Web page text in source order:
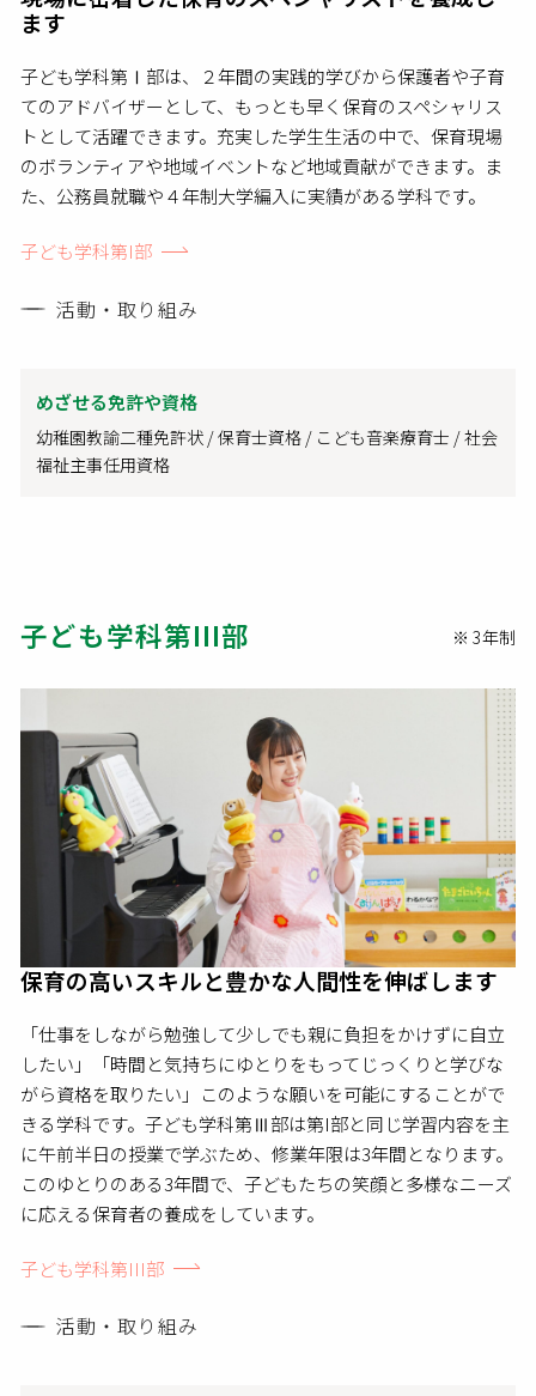
ます
子ども学科第Ⅰ部は、２年間の実践的学びから保護者や子育
てのアドバイザーとして、もっとも早く保育のスペシャリス
トとして活躍できます。充実した学生生活の中で、保育現場
のボランティアや地域イベントなど地域貢献ができます。ま
た、公務員就職や４年制大学編入に実績がある学科です。
子ども学科第I部
活動・取り組み
めざせる免許や資格
幼稚園教諭二種免許状 / 保育士資格 / こども音楽療育士 / 社会
福祉主事任用資格
子ども学科第III部 ※ 3年制
保育の高いスキルと豊かな人間性を伸ばします
「仕事をしながら勉強して少しでも親に負担をかけずに自立
したい」「時間と気持ちにゆとりをもってじっくりと学びな
がら資格を取りたい」このような願いを可能にすることがで
きる学科です。子ども学科第Ⅲ部は第I部と同じ学習内容を主
に午前半日の授業で学ぶため、修業年限は3年間となります。
このゆとりのある3年間で、子どもたちの笑顔と多様なニーズ
に応える保育者の養成をしています。
子ども学科第III部
活動・取り組み